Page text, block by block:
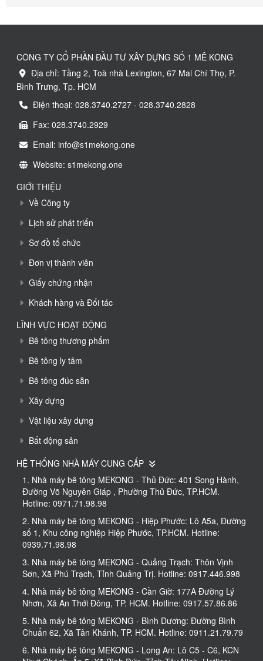
CÔNG TY CỔ PHẦN ĐẦU TƯ XÂY DỰNG SỐ 1 MÊ KÔNG
Địa chỉ: Tầng 2, Toà nhà Lexington, 67 Mai Chí Thọ, P.
Bình Trưng, Tp. HCM
Điện thoại: 028.3740.2727 - 028.3740.2828
Fax: 028.3740.2929
Email: info@s1mekong.one
Website: s1mekong.one
GIỚI THIỆU
Về Công ty
Lịch sử phát triển
Sơ đồ tổ chức
Đơn vị thành viên
Giấy chứng nhận
Khách hàng và Đối tác
LĨNH VỰC HOẠT ĐỘNG
Bê tông thương phẩm
Bê tông ly tâm
Bê tông đúc sẵn
Xây dựng
Vật liệu xây dựng
Bất động sản
HỆ THỐNG NHÀ MÁY CUNG CẤP
1. Nhà máy bê tông MEKONG - Thủ Đức: 401 Song Hành,
Đường Võ Nguyên Giáp , Phường Thủ Đức, TP.HCM.
Hotline: 0971.71.98.98
2. Nhà máy bê tông MEKONG - Hiệp Phước: Lô A5a, Đường
số 1, Khu công nghiệp Hiệp Phước, TP.HCM. Hotline:
0939.71.98.98
3. Nhà máy bê tông MEKONG - Quảng Trạch: Thôn Vịnh
Sơn, Xã Phú Trạch, Tỉnh Quảng Trị. Hotline: 0917.446.998
4. Nhà máy bê tông MEKONG - Cần Giờ: 177A Đường Lý
Nhơn, Xã An Thới Đông, TP. HCM. Hotline: 0917.57.86.86
5. Nhà máy bê tông MEKONG - Bình Dương: Đường Bình
Chuẩn 62, Xã Tân Khánh, TP. HCM. Hotline: 0911.21.79.79
6. Nhà máy bê tông MEKONG - Long An: Lô C5 - C6, KCN